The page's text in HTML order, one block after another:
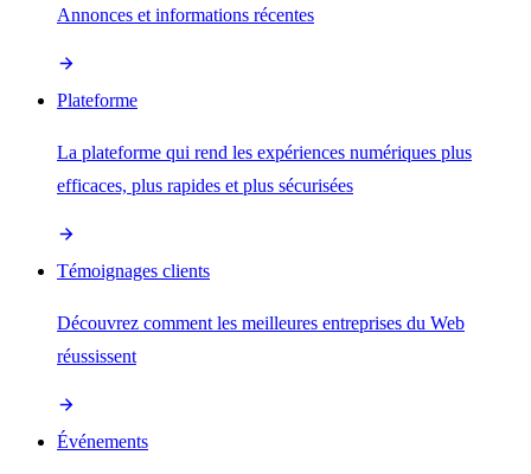
Annonces et informations récentes
Plateforme
La plateforme qui rend les expériences numériques plus
efficaces, plus rapides et plus sécurisées
Témoignages clients
Découvrez comment les meilleures entreprises du Web
réussissent
Événements